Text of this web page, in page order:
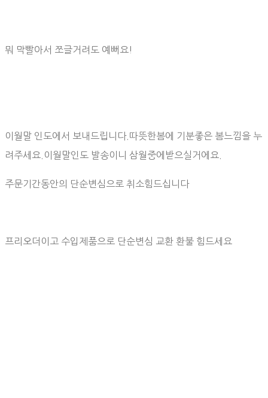
뭐 막빨아서 쪼글거려도 예뻐요!
이월말 인도에서 보내드립니다.따뜻한봄에 기분좋은 봄느낌을 누
려주세요.이월말인도 발송이니 삼월중에받으실거에요.
주문기간동안의 단순변심으로 취소힘드십니다
프리오더이고 수입제품으로 단순변심 교환 환불 힘드세요